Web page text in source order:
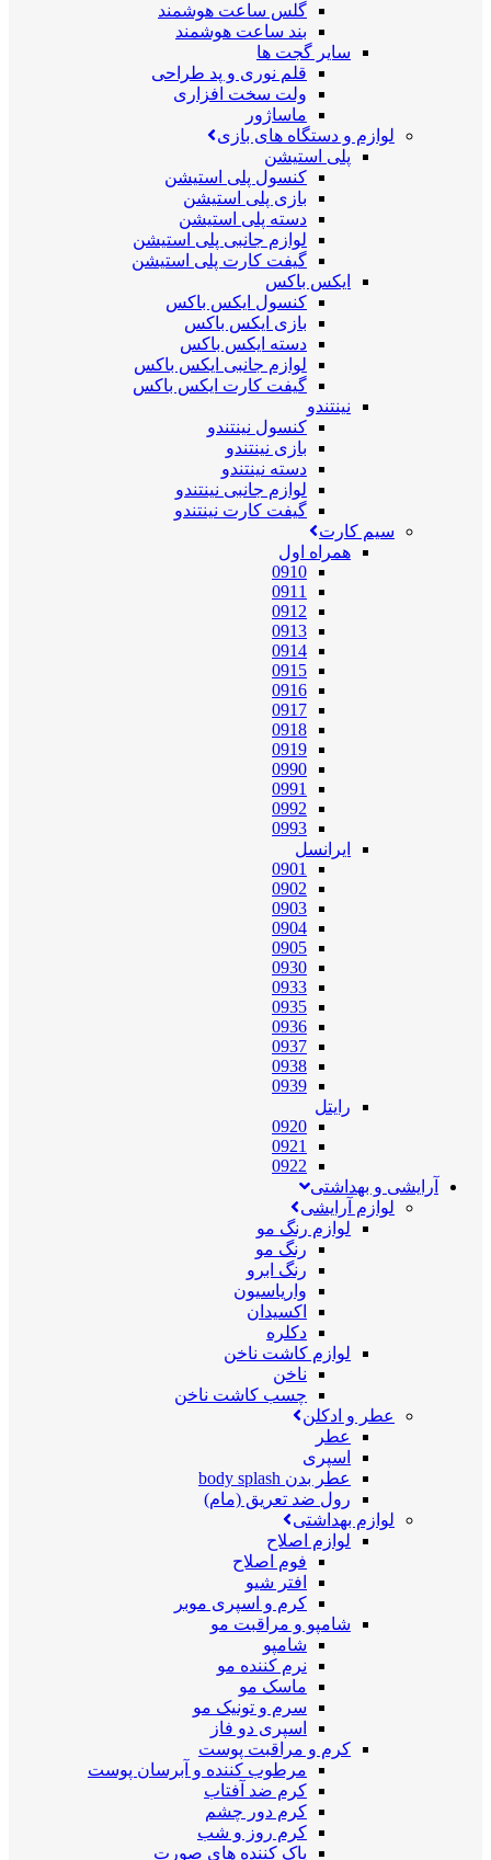
گلس ساعت هوشمند
بند ساعت هوشمند
سایر گجت ها
قلم نوری و پد طراحی
ولت سخت افزاری
ماساژور
لوازم و دستگاه های بازی
پلی استیشن
کنسول پلی استیشن
بازی پلی استیشن
دسته پلی استیشن
لوازم جانبی پلی استیشن
گیفت کارت پلی استیشن
ایکس باکس
کنسول ایکس باکس
بازی ایکس باکس
دسته ایکس باکس
لوازم جانبی ایکس باکس
گیفت کارت ایکس باکس
نینتندو
کنسول نینتندو
بازی نینتندو
دسته نینتندو
لوازم جانبی نینتندو
گیفت کارت نینتندو
سیم کارت
همراه اول
0910
0911
0912
0913
0914
0915
0916
0917
0918
0919
0990
0991
0992
0993
ایرانسل
0901
0902
0903
0904
0905
0930
0933
0935
0936
0937
0938
0939
رایتل
0920
0921
0922
آرایشی و بهداشتی
لوازم آرایشی
لوازم رنگ مو
رنگ مو
رنگ ابرو
واریاسیون
اکسیدان
دکلره
لوازم کاشت ناخن
ناخن
چسب کاشت ناخن
عطر و ادکلن
عطر
اسپری
عطر بدن body splash
رول ضد تعریق (مام)
لوازم بهداشتی
لوازم اصلاح
فوم اصلاح
افتر شیو
کرم و اسپری موبر
شامپو و مراقبت مو
شامپو
نرم کننده مو
ماسک مو
سرم و تونیک مو
اسپری دو فاز
کرم و مراقبت پوست
مرطوب کننده و آبرسان پوست
کرم ضد آفتاب
کرم دور چشم
کرم روز و شب
پاک کننده های صورت